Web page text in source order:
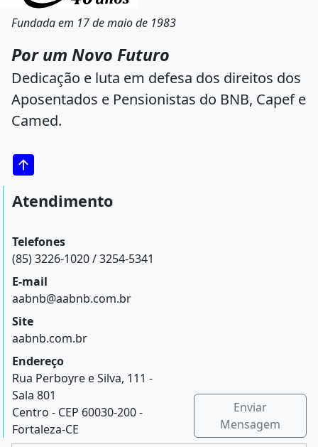
Fundada em 17 de maio de 1983
Por um Novo Futuro
Dedicação e luta em defesa dos direitos dos
Aposentados e Pensionistas do BNB, Capef e
Camed.
Atendimento
Telefones
(85) 3226-1020 / 3254-5341
E-mail
aabnb@aabnb.com.br
Site
aabnb.com.br
Endereço
Rua Perboyre e Silva, 111 -
Sala 801
Centro - CEP 60030-200 -
Fortaleza-CE
Enviar
Mensagem